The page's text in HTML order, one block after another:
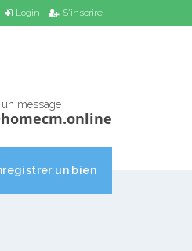
Login S'inscrire
un message
un bien